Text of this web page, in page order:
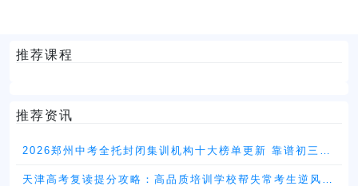
推荐课程
推荐资讯
2026郑州中考全托封闭集训机构十大榜单更新 靠谱初三冲
天津高考复读提分攻略：高品质培训学校帮失常考生逆风翻